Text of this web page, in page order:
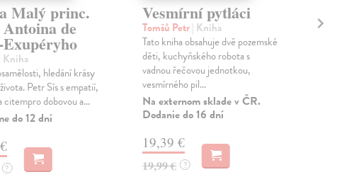
Malý princ.
de
| Kniha
hledání krásy
Petr Sís s empatií,
citempro dobovou a...
do 12 dní
?
Vesmírní pytláci
Tomšů Petr| Kniha
Tato kniha obsahuje dvě pozemské
děti, kuchyňského robota s
vadnou řečovou jednotkou,
vesmírného pil...
Na externom sklade v ČR.
Dodanie do 16 dní
19,39 €
19,99 € ?